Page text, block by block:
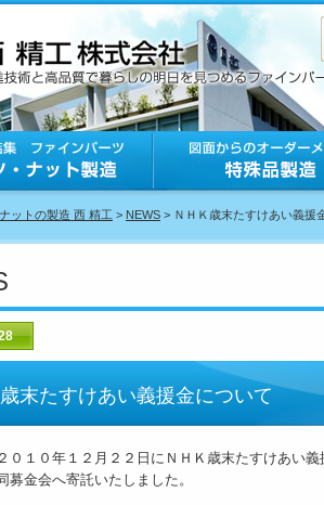
ットの製造 西 精工 > NEWS > ＮＨＫ歳末たすけあい義援
末たすけあい義援金について
０１０年１２月２２日にＮＨＫ歳末たすけあい
金会へ寄託いたしました。